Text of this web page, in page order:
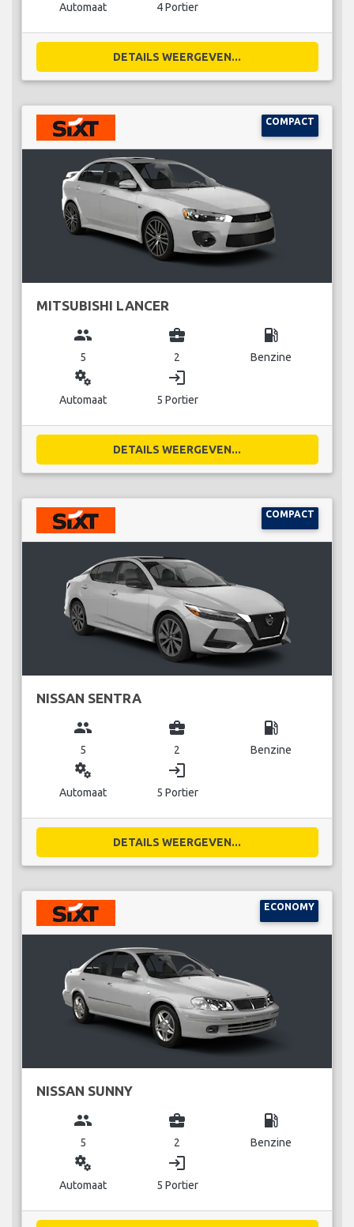
Automaat 4 Portier
DETAILS WEERGEVEN...
COMPACT
MITSUBISHI LANCER
group
5
business_center
2
local_gas_station
Benzine
miscellaneous_services
Automaat
login
5 Portier
DETAILS WEERGEVEN...
COMPACT
NISSAN SENTRA
group
5
business_center
2
local_gas_station
Benzine
miscellaneous_services
Automaat
login
5 Portier
DETAILS WEERGEVEN...
ECONOMY
NISSAN SUNNY
group
5
business_center
2
local_gas_station
Benzine
miscellaneous_services
Automaat
login
5 Portier